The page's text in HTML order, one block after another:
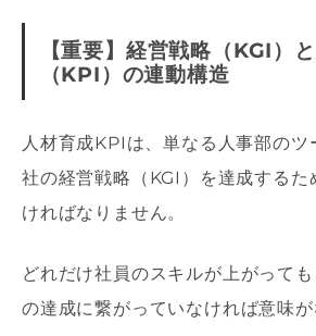
【重要】経営戦略（KGI）
（KPI）の連動構造
人材育成KPIは、単なる人事部のツ
社の経営戦略（KGI）を達成するた
ければなりません。
どれだけ社員のスキルが上がって
の達成に繋がっていなければ意味が